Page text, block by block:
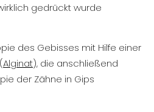
gedrückt wurde
des Gebisses mit Hilfe einer
Alginat), die anschließend
der Zähne in Gips